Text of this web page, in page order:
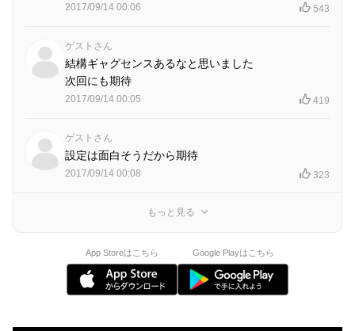
2017/09/14 00:06 543
ゲストさん
結構ギャグセンスあるなと思いました
次回にも期待
2017/09/14 00:05 419
ゲストさん
設定は面白そうだから期待
2017/09/14 00:08 323
もっと見る
App Storeはこちら Google Playはこちら